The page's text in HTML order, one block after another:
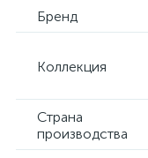
Бренд
Коллекция
Страна
производства